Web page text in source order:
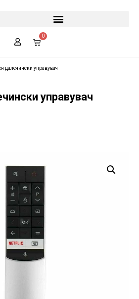
0
далечински управувач
управувач